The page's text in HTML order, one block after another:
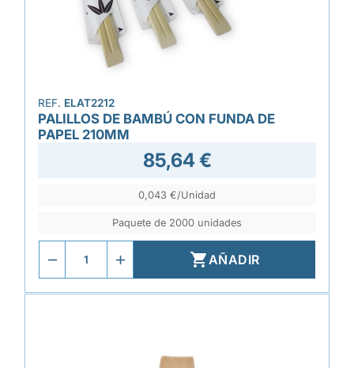
REF. ELAT2212
PALILLOS DE BAMBÚ CON FUNDA DE
PAPEL 210MM
85,64 €
0,043 €/Unidad
Paquete de 2000 unidades
AÑADIR